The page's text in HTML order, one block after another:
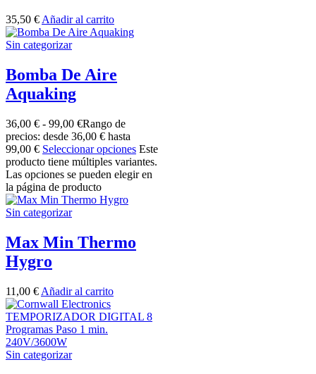
35,50 € Añadir al carrito
Sin categorizar
Bomba De Aire
Aquaking
36,00 € - 99,00 €Rango de
precios: desde 36,00 € hasta
99,00 € Seleccionar opciones Este
producto tiene múltiples variantes.
Las opciones se pueden elegir en
la página de producto
Sin categorizar
Max Min Thermo
Hygro
11,00 € Añadir al carrito
Sin categorizar